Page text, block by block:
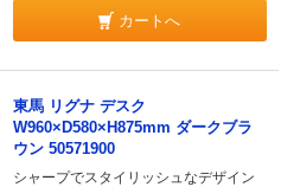
カートへ
東馬 リグナ デスク
W960×D580×H875mm ダークブラ
ウン 50571900
シャープでスタイリッシュなデザイン